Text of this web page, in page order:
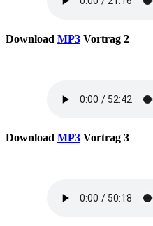
Download MP3 Vortrag 2
Download MP3 Vortrag 3